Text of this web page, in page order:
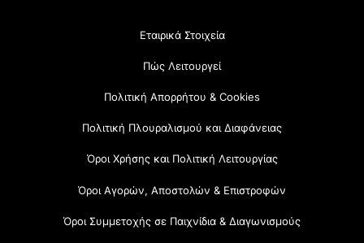
Εταιρικά Στοιχεία
Πώς Λειτουργεί
Πολιτική Απορρήτου & Cookies
Πολιτική Πλουραλισμού και Διαφάνειας
Όροι Χρήσης και Πολιτική Λειτουργίας
Όροι Αγορών, Αποστολών & Επιστροφών
Όροι Συμμετοχής σε Παιχνίδια & Διαγωνισμούς